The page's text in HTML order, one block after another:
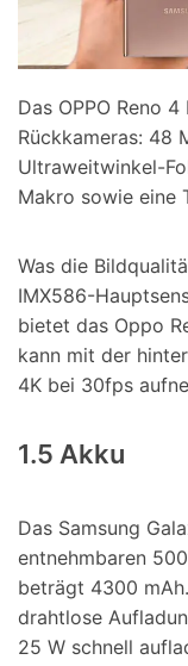
Das OPPO Reno
Rückkameras: 48
Ultraweitwinkel-
Makro sowie eine
Was die
IMX586-
bietet das Oppo
kann mit der
4K bei 30fps
1.5 Akku
Das Samsung
entnehmbaren
beträgt 4300
drahtlose
25 W schnell